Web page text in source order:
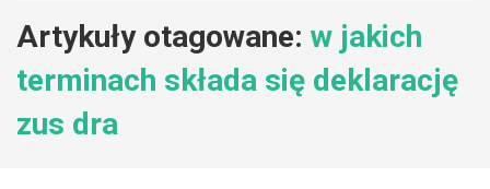
Artykuły otagowane: w jakich
terminach składa się deklarację
zus dra